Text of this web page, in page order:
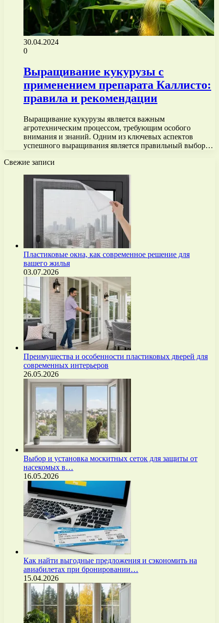
30.04.2024
0
Выращивание кукурузы с
применением препарата Каллисто:
правила и рекомендации
Выращивание кукурузы является важным
агротехническим процессом, требующим особого
внимания и знаний. Одним из ключевых аспектов
успешного выращивания является правильный выбор…
Свежие записи
Пластиковые окна, как современное решение для
вашего жилья
03.07.2026
Преимущества и особенности пластиковых дверей для
современных интерьеров
26.05.2026
Выбор и установка москитных сеток для защиты от
насекомых в…
16.05.2026
Как найти выгодные предложения и сэкономить на
авиабилетах при бронировании…
15.04.2026